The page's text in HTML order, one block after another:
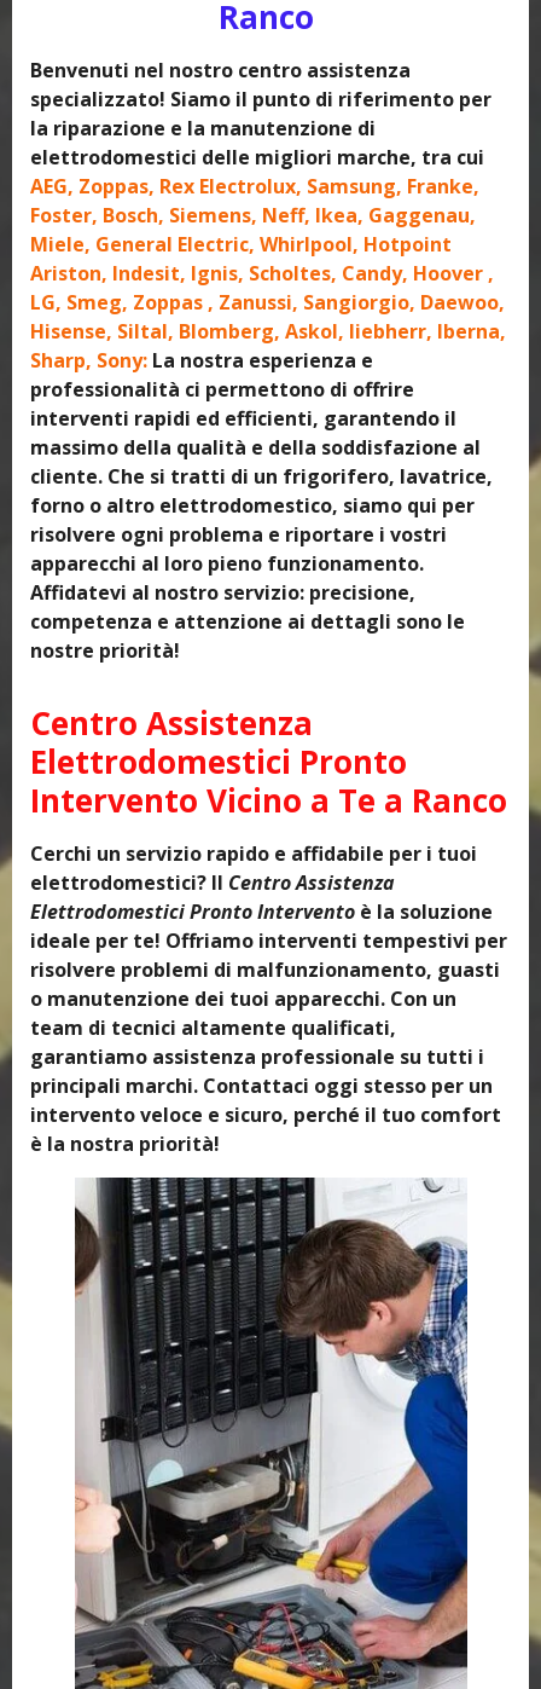
Ranco
Benvenuti nel nostro centro assistenza
specializzato! Siamo il punto di riferimento per
la riparazione e la manutenzione di
elettrodomestici delle migliori marche, tra cui
AEG, Zoppas, Rex Electrolux, Samsung, Franke,
Foster, Bosch, Siemens, Neff, Ikea, Gaggenau,
Miele, General Electric, Whirlpool, Hotpoint
Ariston, Indesit, Ignis, Scholtes, Candy, Hoover ,
LG, Smeg, Zoppas , Zanussi, Sangiorgio, Daewoo,
Hisense, Siltal, Blomberg, Askol, liebherr, Iberna,
Sharp, Sony: La nostra esperienza e
professionalità ci permettono di offrire
interventi rapidi ed efficienti, garantendo il
massimo della qualità e della soddisfazione al
cliente. Che si tratti di un frigorifero, lavatrice,
forno o altro elettrodomestico, siamo qui per
risolvere ogni problema e riportare i vostri
apparecchi al loro pieno funzionamento.
Affidatevi al nostro servizio: precisione,
competenza e attenzione ai dettagli sono le
nostre priorità!
Centro Assistenza
Elettrodomestici Pronto
Intervento Vicino a Te a Ranco
Cerchi un servizio rapido e affidabile per i tuoi
elettrodomestici? Il Centro Assistenza
Elettrodomestici Pronto Intervento è la soluzione
ideale per te! Offriamo interventi tempestivi per
risolvere problemi di malfunzionamento, guasti
o manutenzione dei tuoi apparecchi. Con un
team di tecnici altamente qualificati,
garantiamo assistenza professionale su tutti i
principali marchi. Contattaci oggi stesso per un
intervento veloce e sicuro, perché il tuo comfort
è la nostra priorità!